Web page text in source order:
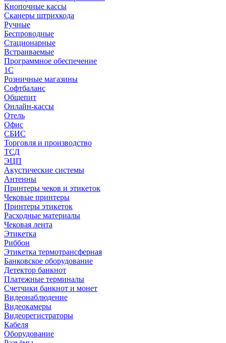
Кнопочные кассы
Сканеры штрихкода
Ручные
Беспроводные
Стационарные
Встраиваемые
Программное обеспечение
1С
Розничные магазины
Софтбаланс
Общепит
Онлайн-кассы
Отель
Офис
СБИС
Торговля и производство
ТСД
ЭЦП
Акустические системы
Антенны
Принтеры чеков и этикеток
Чековые принтеры
Принтеры этикеток
Расходные материалы
Чековая лента
Этикетка
Риббон
Этикетка термотрансферная
Банковское оборудование
Детектор банкнот
Платежные терминалы
Счетчики банкнот и монет
Видеонаблюдение
Видеокамеры
Видеорегистраторы
Кабеля
Оборудование